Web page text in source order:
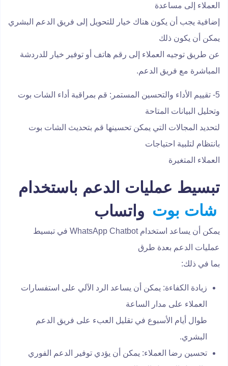
العملاء إلى مساعدة
إضافية يجب أن يكون هناك خيار للتحويل إلى فريق الدعم البشري
يمكن أن يكون ذلك
عن طريق توجيه العملاء إلى رقم هاتف أو توفير خيار للدردشة
المباشرة مع فريق الدعم.
5- تقييم الأداء والتحسين المستمر: قم بمراقبة أداء الشات بوت
وتحليل البيانات المتاحة
لتحديد المجالات التي يمكن تحسينها قم بتحديث الشات بوت
بانتظام لتلبية احتياجات
العملاء المتغيرة
تبسيط عمليات الدعم باستخدام
شات بوت واتساب
يمكن أن يساعد استخدام WhatsApp Chatbot في تبسيط
عمليات الدعم بعدة طرق
بما في ذلك:
زيادة الكفاءة: يمكن أن يساعد الرد الآلي على استفسارات
العملاء على مدار الساعة
طوال أيام الأسبوع في تقليل العبء على فريق الدعم
البشري.
تحسين رضا العملاء: يمكن أن يؤدي توفير الدعم الفوري